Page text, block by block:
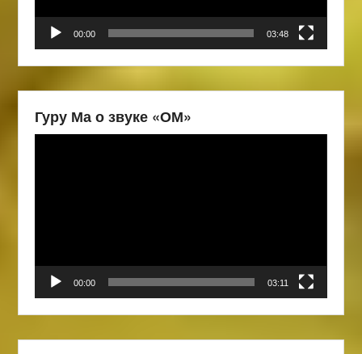
00:00 03:48
Гуру Ма о звуке «ОМ»
00:00 03:11